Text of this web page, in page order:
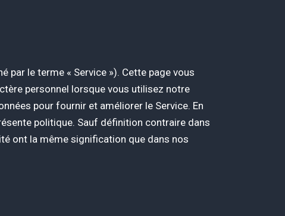
par le terme « Service »). Cette page vous
personnel lorsque vous utilisez notre
pour fournir et améliorer le Service. En
politique. Sauf définition contraire dans
ont la même signification que dans nos